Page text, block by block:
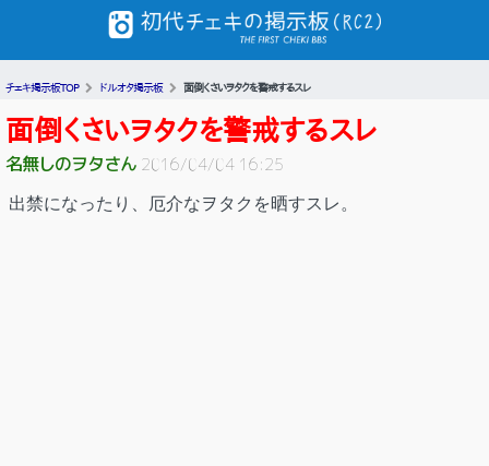
チェキ掲示板TOP ドルオタ掲示板 面倒くさいヲタクを警戒するスレ
面倒くさいヲタクを警戒するスレ
名無しのヲタさん 2016/04/04 16:25
出禁になったり、厄介なヲタクを晒すスレ。